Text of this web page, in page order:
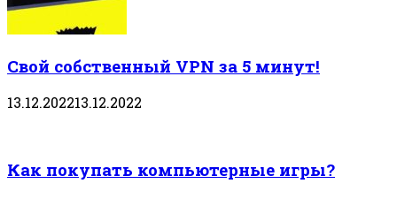
Свой собственный VPN за 5 минут!
13.12.202213.12.2022
Как покупать компьютерные игры?